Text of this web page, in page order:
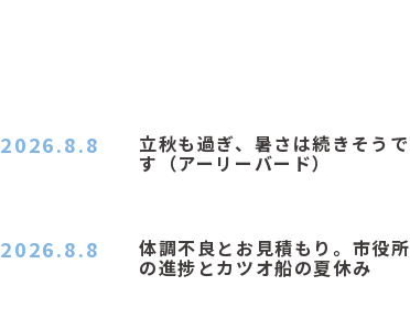
立秋も過ぎ、暑さは続きそうで
す（アーリーバード）
2026.8.8
体調不良とお見積もり。市役所
の進捗とカツオ船の夏休み
2026.8.8